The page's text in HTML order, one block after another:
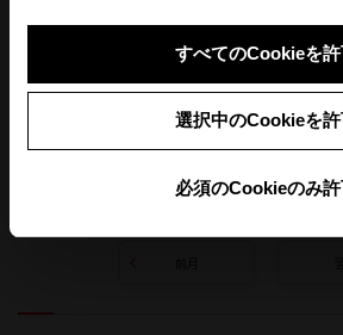
すべてのCookieを
選択中のCookieを
必須のCookieのみ